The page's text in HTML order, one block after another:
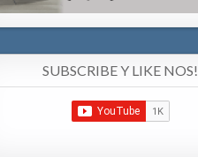
SUBSCRIBE Y LIKE NOS!